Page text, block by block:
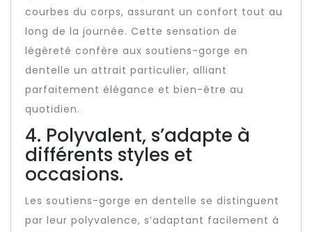
courbes du corps, assurant un confort tout au
long de la journée. Cette sensation de
légèreté confère aux soutiens-gorge en
dentelle un attrait particulier, alliant
parfaitement élégance et bien-être au
quotidien.
4. Polyvalent, s’adapte à
différents styles et
occasions.
Les soutiens-gorge en dentelle se distinguent
par leur polyvalence, s’adaptant facilement à